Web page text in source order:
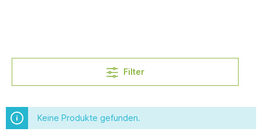
Filter
Keine Produkte gefunden.